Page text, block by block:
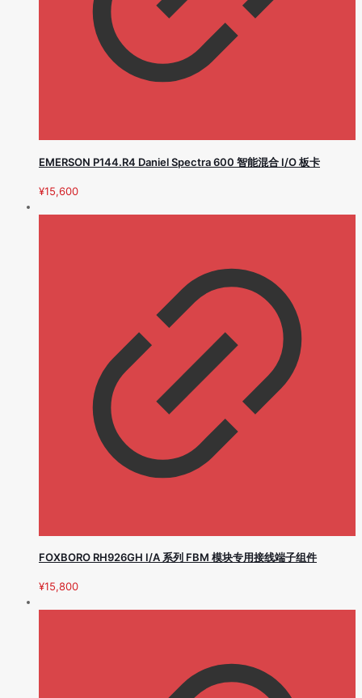
EMERSON P144.R4 Daniel Spectra 600 智能混合 I/O 板卡
¥15,600
FOXBORO RH926GH I/A 系列 FBM 模块专用接线端子组件
¥15,800